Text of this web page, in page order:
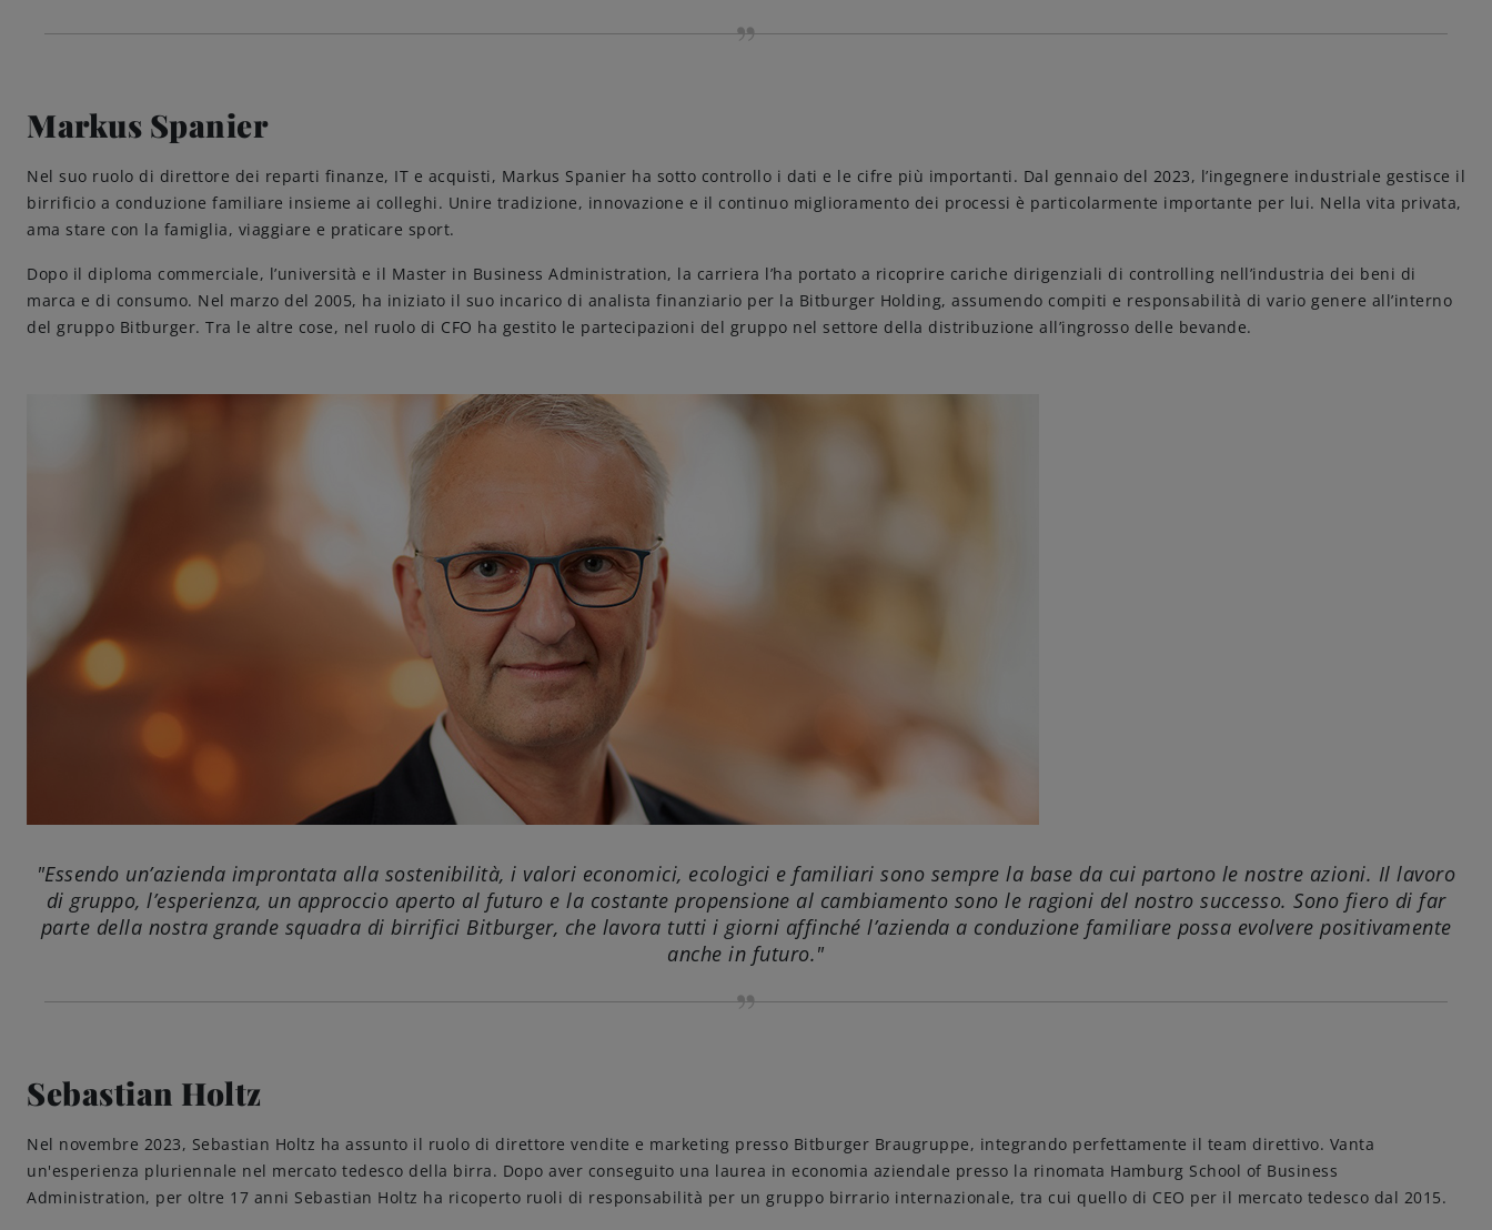
Impegni
Markus Spanier
Nel suo ruolo di direttore dei reparti finanze, IT e acquisti, Markus Spanier ha sotto controllo i dati e le cifre più importanti. Dal gennaio del 2023, l’ingegnere industriale gestisce il
birrificio a conduzione familiare insieme ai colleghi. Unire tradizione, innovazione e il continuo miglioramento dei processi è particolarmente importante per lui. Nella vita privata,
ama stare con la famiglia, viaggiare e praticare sport.
Dopo il diploma commerciale, l’università e il Master in Business Administration, la carriera l’ha portato a ricoprire cariche dirigenziali di controlling nell’industria dei beni di
marca e di consumo. Nel marzo del 2005, ha iniziato il suo incarico di analista finanziario per la Bitburger Holding, assumendo compiti e responsabilità di vario genere all’interno
del gruppo Bitburger. Tra le altre cose, nel ruolo di CFO ha gestito le partecipazioni del gruppo nel settore della distribuzione all’ingrosso delle bevande.
"Essendo un’azienda improntata alla sostenibilità, i valori economici, ecologici e familiari sono sempre la base da cui partono le nostre azioni. Il lavoro
di gruppo, l’esperienza, un approccio aperto al futuro e la costante propensione al cambiamento sono le ragioni del nostro successo. Sono fiero di far
parte della nostra grande squadra di birrifici Bitburger, che lavora tutti i giorni affinché l’azienda a conduzione familiare possa evolvere positivamente
anche in futuro."
Sebastian Holtz
Nel novembre 2023, Sebastian Holtz ha assunto il ruolo di direttore vendite e marketing presso Bitburger Braugruppe, integrando perfettamente il team direttivo. Vanta
un'esperienza pluriennale nel mercato tedesco della birra. Dopo aver conseguito una laurea in economia aziendale presso la rinomata Hamburg School of Business
Administration, per oltre 17 anni Sebastian Holtz ha ricoperto ruoli di responsabilità per un gruppo birrario internazionale, tra cui quello di CEO per il mercato tedesco dal 2015.